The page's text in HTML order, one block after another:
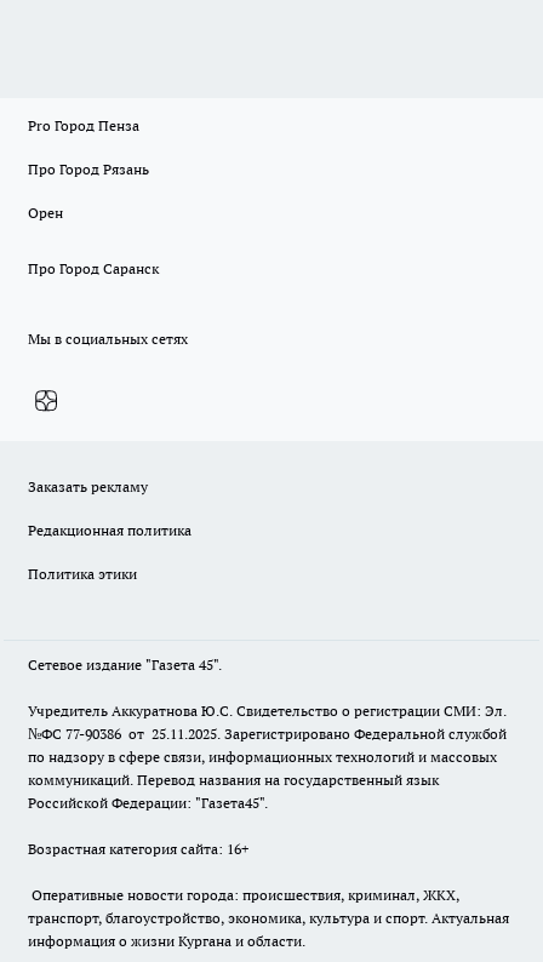
Pro Город Пенза
Про Город Рязань
Орен
Про Город Саранск
Мы в социальных сетях
Заказать рекламу
Редакционная политика
Политика этики
Сетевое издание "Газета 45".
Учредитель Аккуратнова Ю.С. Свидетельство о регистрации СМИ: Эл.
№ФС 77-90386 от 25.11.2025. Зарегистрировано Федеральной службой
по надзору в сфере связи, информационных технологий и массовых
коммуникаций. Перевод названия на государственный язык
Российской Федерации: "Газета45".
Возрастная категория сайта: 16+
Оперативные новости города: происшествия, криминал, ЖКХ,
транспорт, благоустройство, экономика, культура и спорт. Актуальная
информация о жизни Кургана и области.